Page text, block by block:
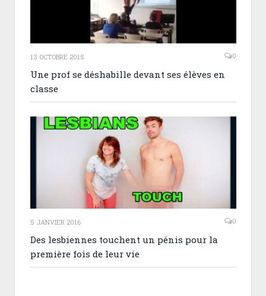
13 OCTOBRE 2015 0
Une prof se déshabille devant ses élèves en
classe
5 JANVIER 2016 0
Des lesbiennes touchent un pénis pour la
première fois de leur vie